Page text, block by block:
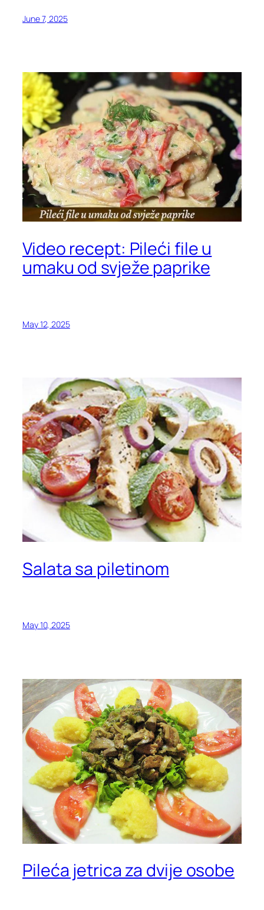
June 7, 2025
Video recept: Pileći file u
umaku od svježe paprike
May 12, 2025
Salata sa piletinom
May 10, 2025
Pileća jetrica za dvije osobe